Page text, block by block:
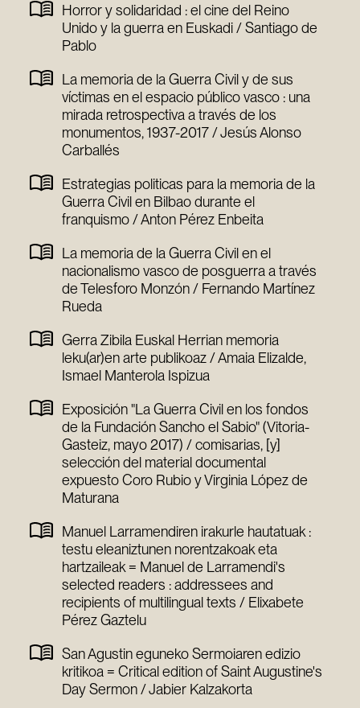
Horror y solidaridad : el cine del Reino
Unido y la guerra en Euskadi / Santiago de
Pablo
La memoria de la Guerra Civil y de sus
víctimas en el espacio público vasco : una
mirada retrospectiva a través de los
monumentos, 1937-2017 / Jesús Alonso
Carballés
Estrategias politicas para la memoria de la
Guerra Civil en Bilbao durante el
franquismo / Anton Pérez Enbeita
La memoria de la Guerra Civil en el
nacionalismo vasco de posguerra a través
de Telesforo Monzón / Fernando Martínez
Rueda
Gerra Zibila Euskal Herrian memoria
leku(ar)en arte publikoaz / Amaia Elizalde,
Ismael Manterola Ispizua
Exposición "La Guerra Civil en los fondos
de la Fundación Sancho el Sabio" (Vitoria-
Gasteiz, mayo 2017) / comisarias, [y]
selección del material documental
expuesto Coro Rubio y Virginia López de
Maturana
Manuel Larramendiren irakurle hautatuak :
testu eleaniztunen norentzakoak eta
hartzaileak = Manuel de Larramendi's
selected readers : addressees and
recipients of multilingual texts / Elixabete
Pérez Gaztelu
San Agustin eguneko Sermoiaren edizio
kritikoa = Critical edition of Saint Augustine's
Day Sermon / Jabier Kalzakorta